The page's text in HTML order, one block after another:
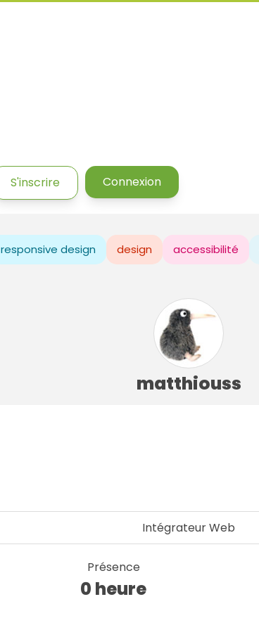
S'inscrire Connexion
responsive design design accessibilité
matthiouss
Intégrateur Web
Présence
0 heure